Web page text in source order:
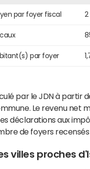
par foyer fiscal
par foyer
par le JDN à partir
Le revenu net
déclarations aux
de foyers recensés
villes proches